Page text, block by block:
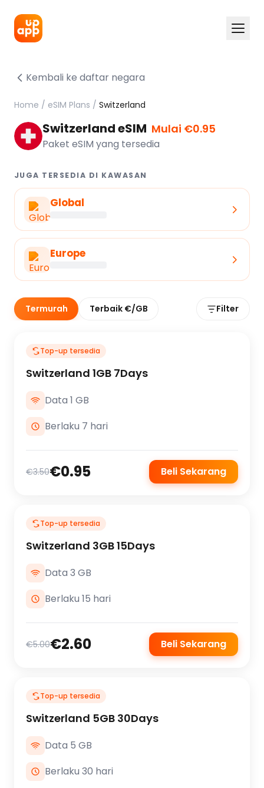
Kembali ke daftar negara
Home / eSIM Plans / Switzerland
Switzerland eSIM Mulai €0.95
Paket eSIM yang tersedia
JUGA TERSEDIA DI KAWASAN
Global
Europe
Termurah Terbaik €/GB Filter
Top-up tersedia
Switzerland 1GB 7Days
Data 1 GB
Berlaku 7 hari
€3.50€0.95 Beli Sekarang
Top-up tersedia
Switzerland 3GB 15Days
Data 3 GB
Berlaku 15 hari
€5.00€2.60 Beli Sekarang
Top-up tersedia
Switzerland 5GB 30Days
Data 5 GB
Berlaku 30 hari